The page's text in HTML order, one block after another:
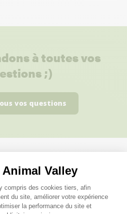
Valley
du
compris des cookies tiers, afin
du site, améliorer votre expérience
la performance du site et
à toutes vos
;)
vos questions
peuvent vous